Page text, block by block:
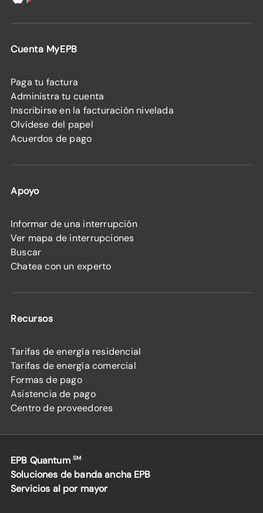
Cuenta MyEPB
Paga tu factura
Administra tu cuenta
Inscribirse en la facturación nivelada
Olvídese del papel
Acuerdos de pago
Apoyo
Informar de una interrupción
Ver mapa de interrupciones
Buscar
Chatea con un experto
Recursos
Tarifas de energía residencial
Tarifas de energía comercial
Formas de pago
Asistencia de pago
Centro de proveedores
EPB Quantum SM
Soluciones de banda ancha EPB
Servicios al por mayor